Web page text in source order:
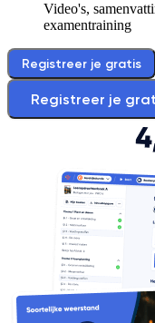
Video's,
examentraining
Registreer je gratis
Registreer je